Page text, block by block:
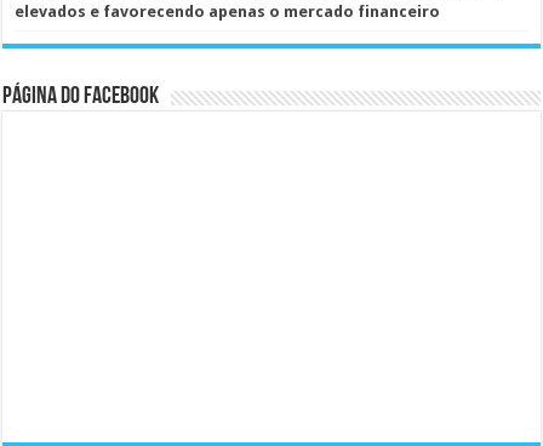
elevados e favorecendo apenas o mercado financeiro
Página do Facebook